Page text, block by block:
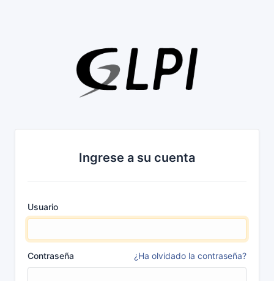
Ingrese a su cuenta
Usuario
Contraseña ¿Ha olvidado la contraseña?